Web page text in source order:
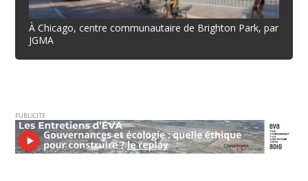
À Chicago, centre communautaire de Brighton Park, par
JGMA
PUBLICITE